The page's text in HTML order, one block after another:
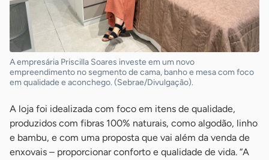
A empresária Priscilla Soares investe em um novo
empreendimento no segmento de cama, banho e mesa com foco
em qualidade e aconchego. (Sebrae/Divulgação).
A loja foi idealizada com foco em itens de qualidade,
produzidos com fibras 100% naturais, como algodão, linho
e bambu, e com uma proposta que vai além da venda de
enxovais – proporcionar conforto e qualidade de vida. “A